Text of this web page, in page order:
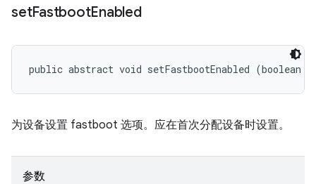
setFastbootEnabled
public abstract void setFastbootEnabled (boolean
为设备设置 fastboot 选项。应在首次分配设备时设置。
参数